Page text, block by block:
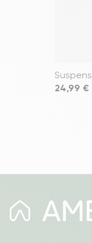
Prix
24,99 €